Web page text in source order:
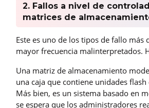
2. Fallos a nivel de
matrices de
Este es uno de los tipos de fallo más
mayor frecuencia malinterpretados.
Una matriz de almacenamiento
una caja que contiene unidades
Más bien, es un sistema basado en
se espera que los administradores